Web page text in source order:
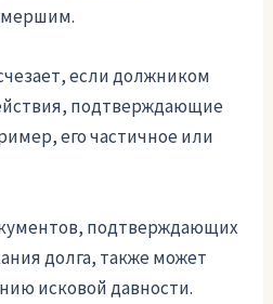
если должником
подтверждающие
его частичное или
подтверждающих
долга, также может
исковой давности.